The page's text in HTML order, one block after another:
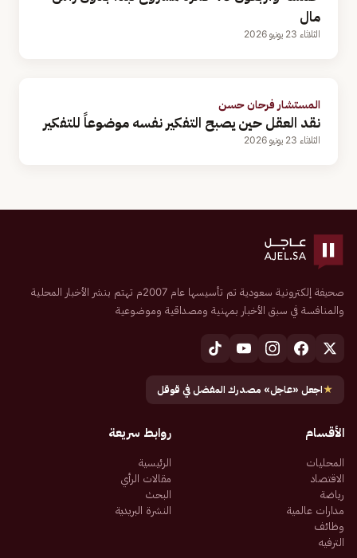
مال
الثلاثاء 23 يونيو 2026
المستشار فرحان حسن
نقد العقل حين يصبح التفكير نفسه موضوعاً للتفكير
الثلاثاء 23 يونيو 2026
صحيفة إلكترونية سعودية تم تأسيسها عام 2007م تهتم بنشر الأخبار المحلية
والمنافسة في سبق الأخبار بمهنية ومصداقية وموضوعية
★اجعل «عاجل» مصدرك المفضل في قوقل
الأقسام
المحليات
الاقتصاد
رياضة
مدارات عالمية
وظائف
الترفيه
روابط سريعة
الرئيسية
مقالات الرأي
البحث
النشرة البريدية